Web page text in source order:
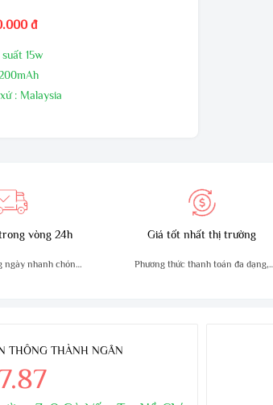
đ
15w
: Malaysia
vòng 24h
ngày nhanh chóng,
Giá tốt nhất thị trường
Phương thức thanh toán đa dạng,
THÔNG THÀNH NGÂN